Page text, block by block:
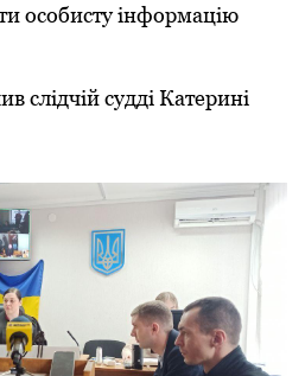
особисту інформацію
слідчій судді Катерині